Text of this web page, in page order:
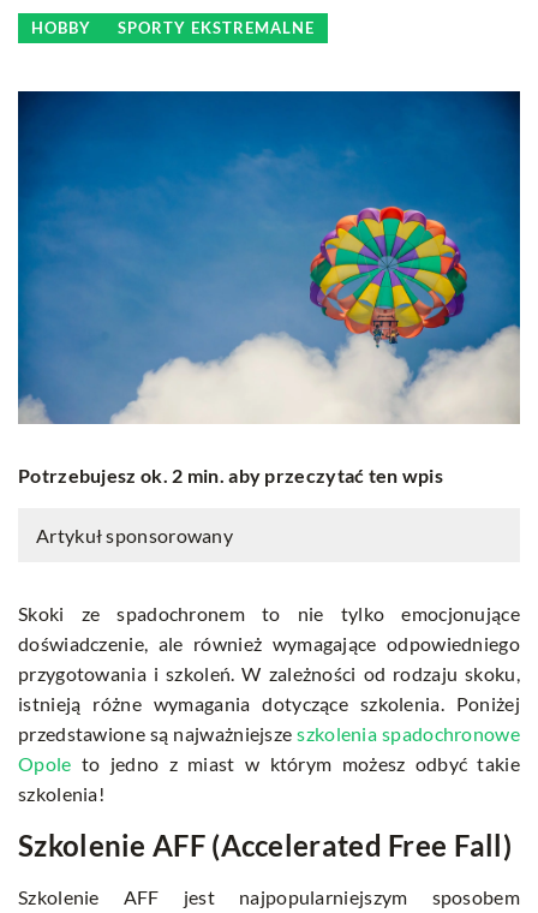
HOBBY SPORTY EKSTREMALNE
Potrzebujesz ok. 2 min. aby przeczytać ten wpis
Artykuł sponsorowany
Skoki ze spadochronem to nie tylko emocjonujące
doświadczenie, ale również wymagające odpowiedniego
przygotowania i szkoleń. W zależności od rodzaju skoku,
istnieją różne wymagania dotyczące szkolenia. Poniżej
przedstawione są najważniejszeszkolenia spadochronowe
Opole to jedno z miast w którym możesz odbyć takie
szkolenia!
Szkolenie AFF (Accelerated Free Fall)
Szkolenie AFF jest najpopularniejszym sposobem